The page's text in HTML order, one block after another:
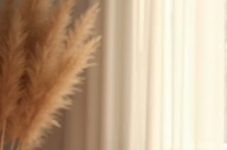
y aprovechar al máximo el apoyo de
psicólogos en Barva. La salud mental es tan
importante como la física, y mereces un
espacio seguro donde puedas expre